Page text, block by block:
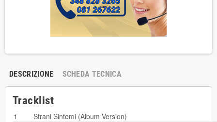
DESCRIZIONE SCHEDA TECNICA
Tracklist
1
Strani Sintomi (Album Version)